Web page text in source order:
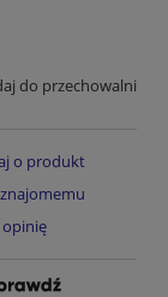
do przechowalni
o produkt